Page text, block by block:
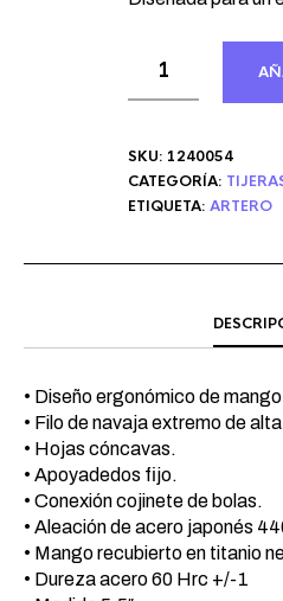
SKU: 1240054
CATEGORÍA:
ETIQUETA: ARTERO
• Diseño ergonómico de
• Filo de navaja extremo de
• Hojas cóncavas.
• Apoyadedos fijo.
• Conexión cojinete de bolas.
• Aleación de acero japonés
• Mango recubierto en titanio
• Dureza acero 60 Hrc +/-1